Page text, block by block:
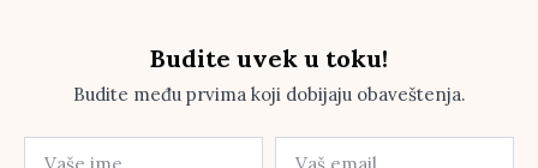
Budite uvek u toku!
Budite među prvima koji dobijaju obaveštenja.